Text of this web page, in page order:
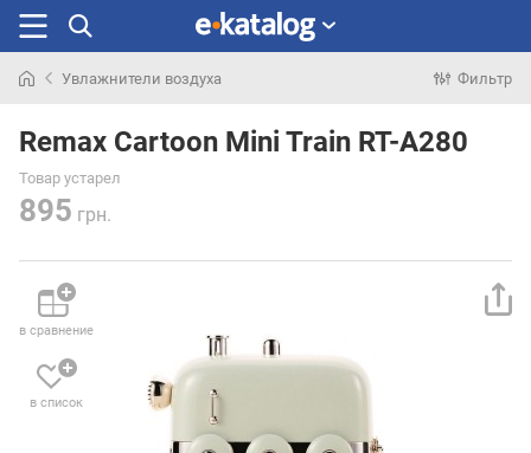
раньше
Увлажнители воздуха Фильтр
Remax Cartoon Mini Train RT-A280
Товар устарел
895 грн.
в сравнение
в список